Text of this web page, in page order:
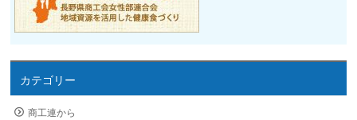
カテゴリー
商工連から